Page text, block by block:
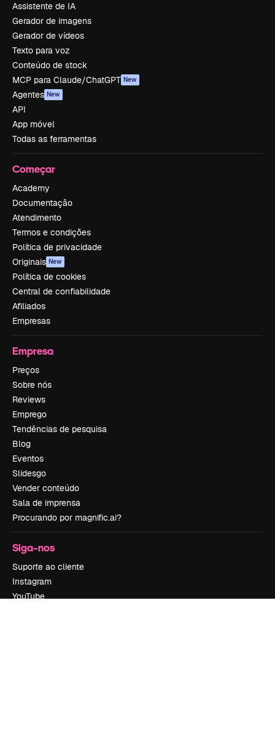
Assistente de IA
Gerador de imagens
Gerador de vídeos
Texto para voz
Conteúdo de stock
MCP para Claude/ChatGPT New
Agentes New
API
App móvel
Todas as ferramentas
Começar
Academy
Documentação
Atendimento
Termos e condições
Política de privacidade
Originais New
Política de cookies
Central de confiabilidade
Afiliados
Empresas
Empresa
Preços
Sobre nós
Reviews
Emprego
Tendências de pesquisa
Blog
Eventos
Slidesgo
Vender conteúdo
Sala de imprensa
Procurando por magnific.ai?
Siga-nos
Suporte ao cliente
Instagram
YouTube